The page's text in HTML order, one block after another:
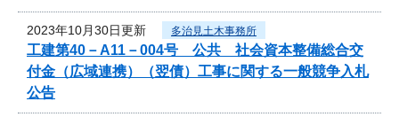
2023年10月30日更新 多治見土木事務所
工建第40－A11－004号 公共 社会資本整備総合交
付金（広域連携）（翌債）工事に関する一般競争入札
公告